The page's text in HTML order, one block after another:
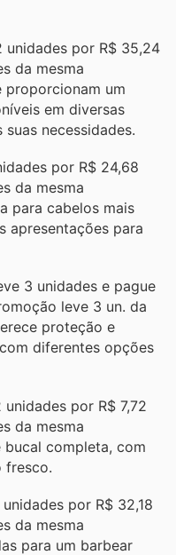
unidades por R$ 35,24
da mesma
proporcionam um
em diversas
necessidades.
por R$ 24,68
da mesma
para cabelos mais
apresentações para
3 unidades e pague
leve 3 un. da
proteção e
diferentes opções
unidades por R$ 7,72
da mesma
bucal completa, com
fresco.
por R$ 32,18
da mesma
para um barbear